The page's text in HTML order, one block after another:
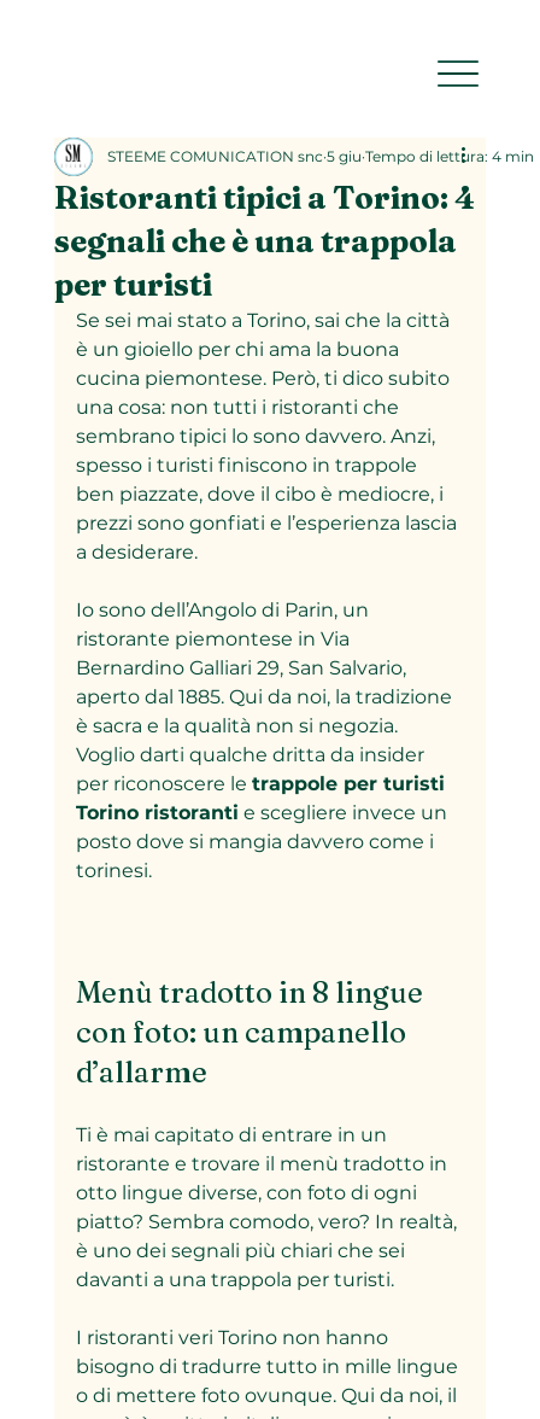
Ristoranti tipici a Torino: 4
segnali che è una trappola
per turisti
STEEME COMUNICATION snc 5 giu Tempo di lettura: 4 min
Se sei mai stato a Torino, sai che la città
è un gioiello per chi ama la buona
cucina piemontese. Però, ti dico subito
una cosa: non tutti i ristoranti che
sembrano tipici lo sono davvero. Anzi,
spesso i turisti finiscono in trappole
ben piazzate, dove il cibo è mediocre, i
prezzi sono gonfiati e l’esperienza lascia
a desiderare.
Io sono dell’Angolo di Parin, un
ristorante piemontese in Via
Bernardino Galliari 29, San Salvario,
aperto dal 1885. Qui da noi, la tradizione
è sacra e la qualità non si negozia.
Voglio darti qualche dritta da insider
per riconoscere le trappole per turisti
Torino ristoranti e scegliere invece un
posto dove si mangia davvero come i
torinesi.
Menù tradotto in 8 lingue
con foto: un campanello
d’allarme
Ti è mai capitato di entrare in un
ristorante e trovare il menù tradotto in
otto lingue diverse, con foto di ogni
piatto? Sembra comodo, vero? In realtà,
è uno dei segnali più chiari che sei
davanti a una trappola per turisti.
I ristoranti veri Torino non hanno
bisogno di tradurre tutto in mille lingue
o di mettere foto ovunque. Qui da noi, il